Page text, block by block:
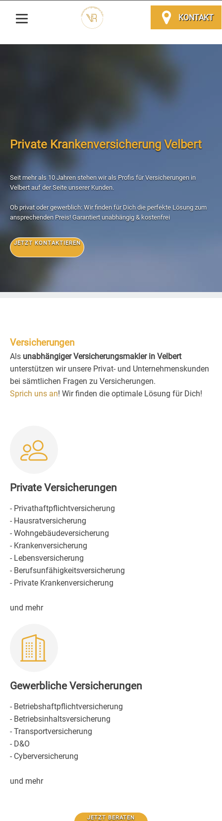
KONTAKT
Private Krankenversicherung Velbert
Seit mehr als 10 Jahren stehen wir als Profis für Versicherungen in
Velbert auf der Seite unserer Kunden.
Ob privat oder gewerblich: Wir finden für Dich die perfekte Lösung zum
ansprechenden Preis! Garantiert unabhängig & kostenfrei
JETZT KONTAKTIEREN
Versicherungen
Als unabhängiger Versicherungsmakler in Velbert
unterstützen wir unsere Privat- und Unternehmenskunden
bei sämtlichen Fragen zu Versicherungen.
Sprich uns an! Wir finden die optimale Lösung für Dich!
Private Versicherungen
- Privathaftpflichtversicherung
- Hausratversicherung
- Wohngebäudeversicherung
- Krankenversicherung
- Lebensversicherung
- Berufsunfähigkeitsversicherung
- Private Krankenversicherung
und mehr
Gewerbliche Versicherungen
- Betriebshaftpflichtversicherung
- Betriebsinhaltsversicherung
- Transportversicherung
- D&O
- Cyberversicherung
und mehr
JETZT BERATEN